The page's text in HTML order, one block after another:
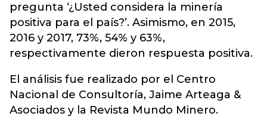
pregunta ‘¿Usted considera la minería
positiva para el país?’. Asimismo, en 2015,
2016 y 2017, 73%, 54% y 63%,
respectivamente dieron respuesta positiva.
El análisis fue realizado por el Centro
Nacional de Consultoría, Jaime Arteaga &
Asociados y la Revista Mundo Minero.